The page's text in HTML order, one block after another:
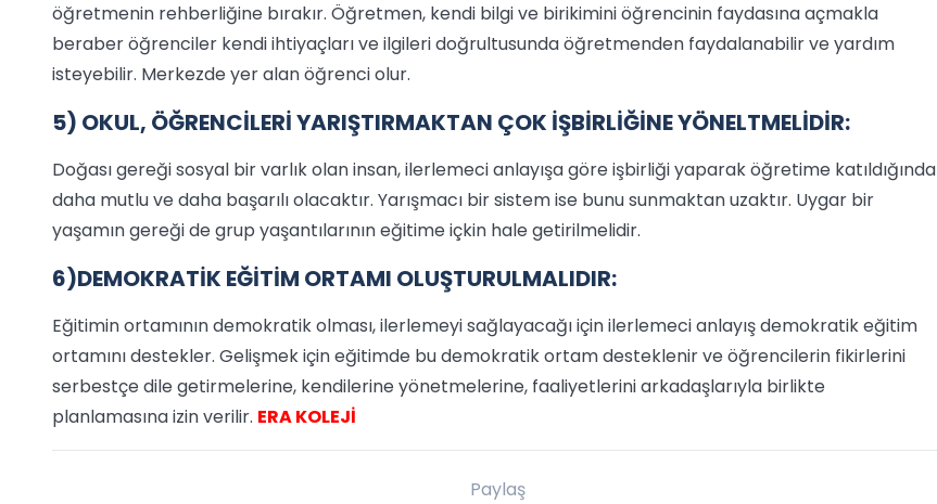
öğretmenin rehberliğine bırakır. Öğretmen, kendi bilgi ve birikimini öğrencinin faydasına açmakla
beraber öğrenciler kendi ihtiyaçları ve ilgileri doğrultusunda öğretmenden faydalanabilir ve yardım
isteyebilir. Merkezde yer alan öğrenci olur.
5) OKUL, ÖĞRENCİLERİ YARIŞTIRMAKTAN ÇOK İŞBİRLİĞİNE YÖNELTMELİDİR:
Doğası gereği sosyal bir varlık olan insan, ilerlemeci anlayışa göre işbirliği yaparak öğretime katıldığında
daha mutlu ve daha başarılı olacaktır. Yarışmacı bir sistem ise bunu sunmaktan uzaktır. Uygar bir
yaşamın gereği de grup yaşantılarının eğitime içkin hale getirilmelidir.
6)DEMOKRATİK EĞİTİM ORTAMI OLUŞTURULMALIDIR:
Eğitimin ortamının demokratik olması, ilerlemeyi sağlayacağı için ilerlemeci anlayış demokratik eğitim
ortamını destekler. Gelişmek için eğitimde bu demokratik ortam desteklenir ve öğrencilerin fikirlerini
serbestçe dile getirmelerine, kendilerine yönetmelerine, faaliyetlerini arkadaşlarıyla birlikte
planlamasına izin verilir. ERA KOLEJİ
Paylaş